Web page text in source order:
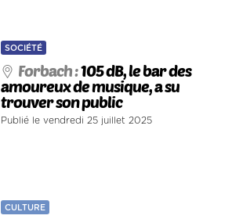
SOCIÉTÉ
Forbach :105 dB, le bar des
amoureux de musique, a su
trouver son public
Publié le vendredi 25 juillet 2025
CULTURE